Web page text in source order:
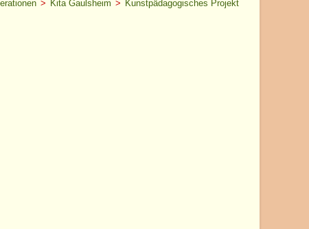
> Kita Gaulsheim > Kunstpädagogisches Projekt